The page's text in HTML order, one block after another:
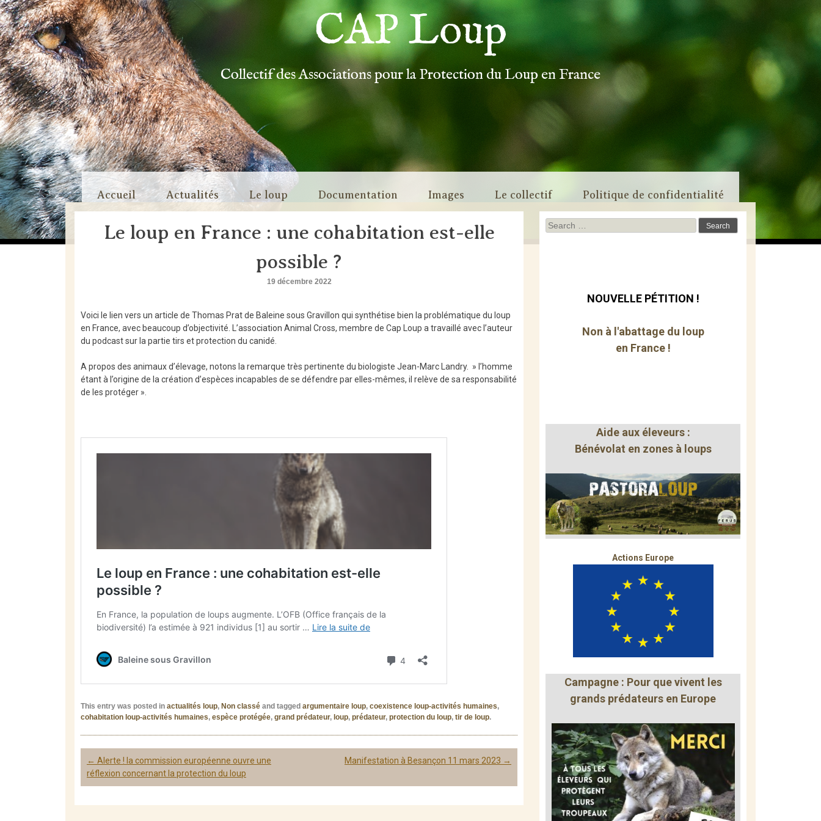
CAP Loup
Collectif des Associations pour la Protection du Loup en France
Skip
to
content
Accueil Actualités Le loup Documentation Images Le collectif Politique de confidentialité
Le loup en France : une cohabitation est-elle
possible ?
19 décembre 2022
Voici le lien vers un article de Thomas Prat de Baleine sous Gravillon qui synthétise bien la problématique du loup
en France, avec beaucoup d’objectivité. L’association Animal Cross, membre de Cap Loup a travaillé avec l’auteur
du podcast sur la partie tirs et protection du canidé.
A propos des animaux d’élevage, notons la remarque très pertinente du biologiste Jean-Marc Landry. » l’homme
étant à l’origine de la création d’espèces incapables de se défendre par elles-mêmes, il relève de sa responsabilité
de les protéger ».
This entry was posted in actualités loup, Non classé and tagged argumentaire loup, coexistence loup-activités humaines,
cohabitation loup-activités humaines, espèce protégée, grand prédateur, loup, prédateur, protection du loup, tir de loup.
Post
navigation
← Alerte ! la commission européenne ouvre une
réflexion concernant la protection du loup
Manifestation à Besançon 11 mars 2023 →
Search
for:
NOUVELLE PÉTITION !
Non à l'abattage du loup
en France !
Aide aux éleveurs :
Bénévolat en zones à loups
Actions Europe
Campagne : Pour que vivent les
grands prédateurs en Europe